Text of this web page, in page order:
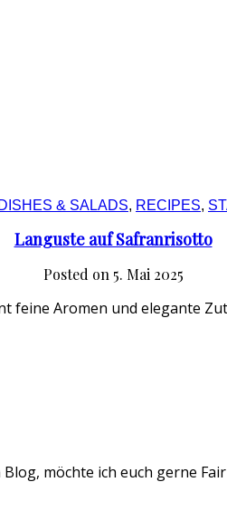
& SALADS, RECIPES,
Languste auf Safranrisotto
Posted on 5. Mai 2025
feine Aromen und elegante
möchte ich euch gerne